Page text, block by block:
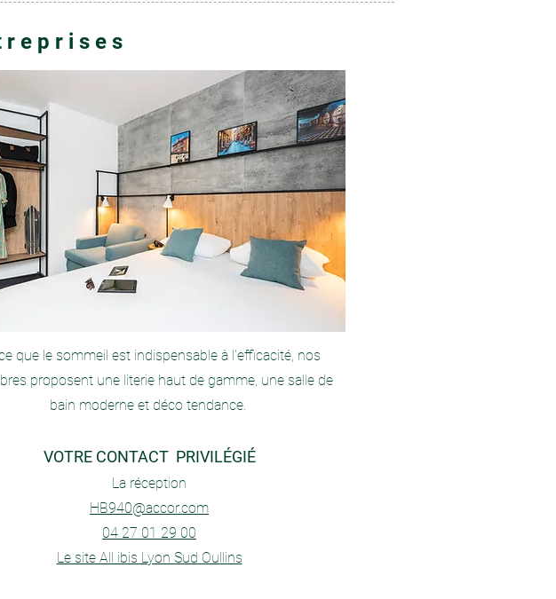
que le sommeil est indispensable à l'efficacité, nos
proposent une literie haut de gamme, une salle de
bain moderne et déco tendance.
VOTRE CONTACT PRIVILÉGIÉ
La réception
HB940@accor.com
04 27 01 29 00
Le site All ibis Lyon Sud Oullins